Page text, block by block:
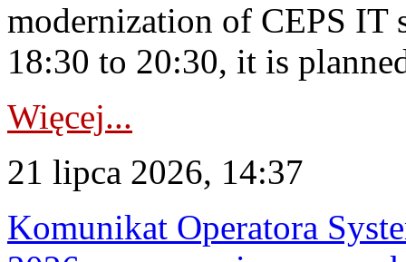
modernization of CEPS IT
18:30 to 20:30, it is
Więcej...
21 lipca 2026, 14:37
Komunikat Operatora